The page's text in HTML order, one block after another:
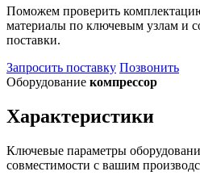
Поможем проверить
материалы по ключевым узлам и
поставки.
Запросить поставку Позвонить
Оборудование компрессор
Характеристики
Ключевые параметры
совместимости с вашим